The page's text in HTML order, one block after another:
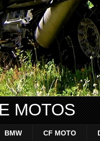
MOTOS
BMW CF MOTO